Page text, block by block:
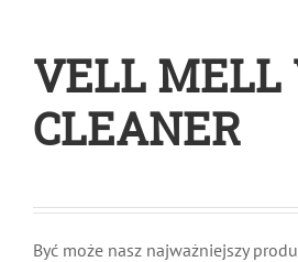
VELL MELL
CLEANER
Być może nasz najważniejszy